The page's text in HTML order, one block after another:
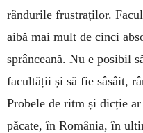
rândurile frustraților.
aibă mai mult de cinci
sprânceană. Nu e posibil
facultății și să fie sâsâit,
Probele de ritm și dicție
păcate, în România, în